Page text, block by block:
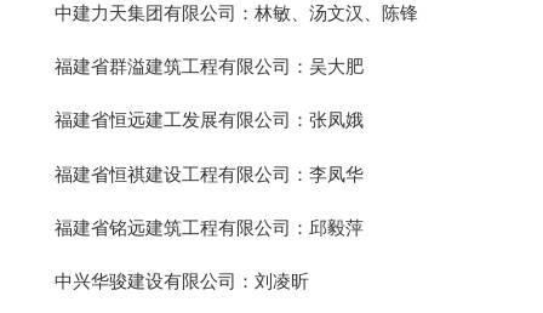
中建力天集团有限公司：林敏、汤文汉、陈锋
福建省群溢建筑工程有限公司：吴大肥
福建省恒远建工发展有限公司：张凤娥
福建省恒祺建设工程有限公司：李凤华
福建省铭远建筑工程有限公司：邱毅萍
中兴华骏建设有限公司：刘凌昕